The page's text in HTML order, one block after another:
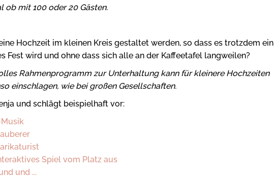
ob mit 100 oder 20 Gästen.
Hochzeit im kleinen Kreis gestaltet werden, so dass es trotzdem ein
Fest wird und ohne dass sich alle an der Kaffeetafel langweilen?
Rahmenprogramm zur Unterhaltung kann für kleinere Hochzeiten
einschlagen, wie bei großen Gesellschaften.
und schlägt beispielhaft vor:
Spiel vom Platz aus
und ...